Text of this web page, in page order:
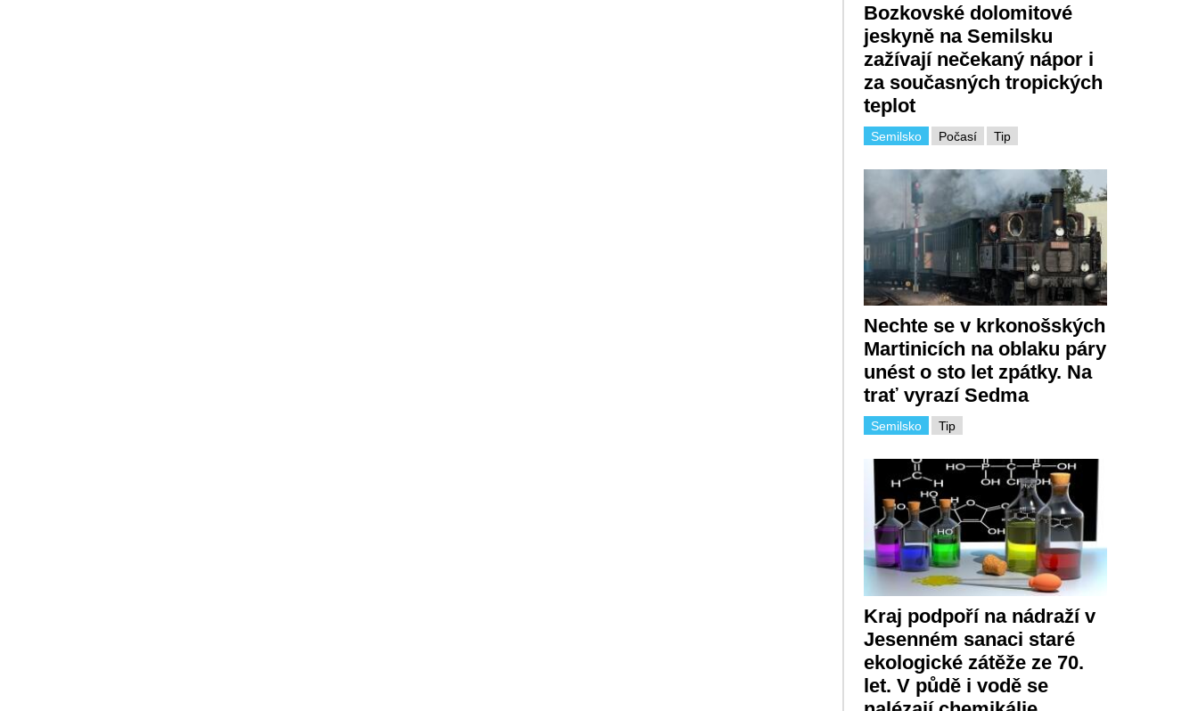
Bozkovské dolomitové
jeskyně na Semilsku
zažívají nečekaný nápor i
za současných tropických
teplot
Počasí
Semilsko Tip
Nechte se v krkonošských
Martinicích na oblaku páry
unést o sto let zpátky. Na
trať vyrazí Sedma
Semilsko Tip
Kraj podpoří na nádraží v
Jesenném sanaci staré
ekologické zátěže ze 70.
let. V půdě i vodě se